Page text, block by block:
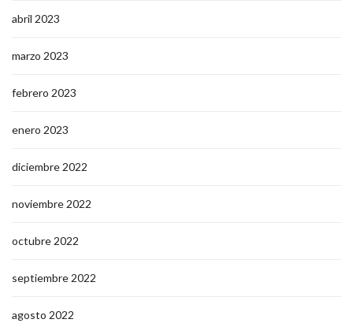
abril 2023
marzo 2023
febrero 2023
enero 2023
diciembre 2022
noviembre 2022
octubre 2022
septiembre 2022
agosto 2022